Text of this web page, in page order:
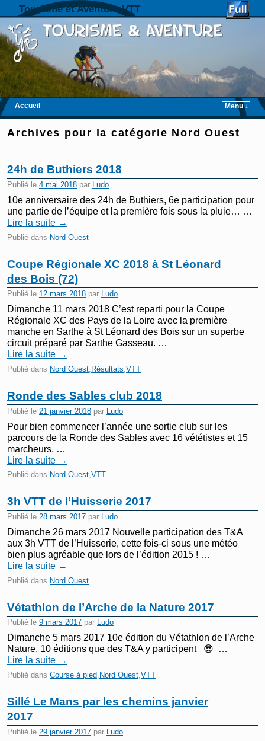
Tourisme et Aventure VTT
Accueil
Menu ↓
Skip to primary content
Aller au contenu secondaire
Archives pour la catégorie Nord Ouest
24h de Buthiers 2018
Publié le 4 mai 2018 par Ludo
10e anniversaire des 24h de Buthiers, 6e participation pour
une partie de l’équipe et la première fois sous la pluie… …
Lire la suite →
Publié dans Nord Ouest
Coupe Régionale XC 2018 à St Léonard
des Bois (72)
Publié le 12 mars 2018 par Ludo
Dimanche 11 mars 2018 C’est reparti pour la Coupe
Régionale XC des Pays de la Loire avec la première
manche en Sarthe à St Léonard des Bois sur un superbe
circuit préparé par Sarthe Gasseau. …
Lire la suite →
Publié dans Nord Ouest, Résultats,VTT
Ronde des Sables club 2018
Publié le 21 janvier 2018 par Ludo
Pour bien commencer l’année une sortie club sur les
parcours de la Ronde des Sables avec 16 vététistes et 15
marcheurs. …
Lire la suite →
Publié dans Nord Ouest,VTT
3h VTT de l’Huisserie 2017
Publié le 28 mars 2017 par Ludo
Dimanche 26 mars 2017 Nouvelle participation des T&A
aux 3h VTT de l’Huisserie, cette fois-ci sous une météo
bien plus agréable que lors de l’édition 2015 ! …
Lire la suite →
Publié dans Nord Ouest
Vétathlon de l’Arche de la Nature 2017
Publié le 9 mars 2017 par Ludo
Dimanche 5 mars 2017 10e édition du Vétathlon de l’Arche
Nature, 10 éditions que des T&A y participent 😎 …
Lire la suite →
Publié dans Course à pied, Nord Ouest,VTT
Sillé Le Mans par les chemins janvier
2017
Publié le 29 janvier 2017 par Ludo